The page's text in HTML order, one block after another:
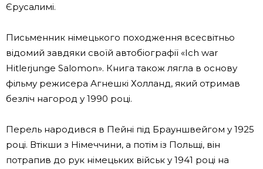
Єрусалимі.
Письменник німецького походження всесвітньо
відомий завдяки своїй автобіографії «Ich war
Hitlerjunge Salomon». Книга також лягла в основу
фільму режисера Агнешкі Холланд, який отримав
безліч нагород у 1990 році.
Перель народився в Пейні під Брауншвейгом у 1925
році. Втікши з Німеччини, а потім із Польщі, він
потрапив до рук німецьких військ у 1941 році на